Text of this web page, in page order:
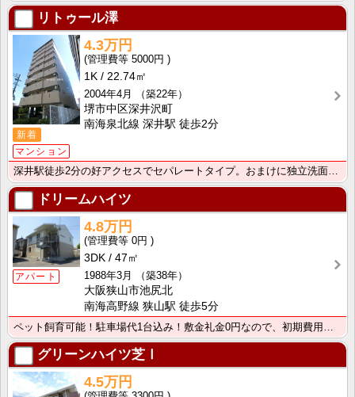
リトゥール澤
新着
マンション
4.3万円
5000円
1K
22.74㎡
2004年4月
（築22年）
堺市中区深井沢町
南海泉北線 深井駅 徒歩2分
深井駅徒歩2分の好アクセスでセパレートタイプ。おまけに独立洗面台までついてます。インターネット使用料･･･
ドリームハイツ
アパート
4.8万円
0円
3DK
47㎡
1988年3月
（築38年）
大阪狭山市池尻北
南海高野線 狭山駅 徒歩5分
グリーンハイツ芝Ⅰ
4.5万円